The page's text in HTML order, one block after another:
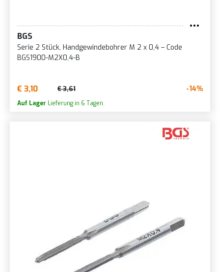
BGS
Serie 2 Stück, Handgewindebohrer M 2 x 0,4 – Code
BGS1900-M2X0,4-B
€ 3,10 € 3,61 -14%
Auf Lager Lieferung in 6 Tagen.